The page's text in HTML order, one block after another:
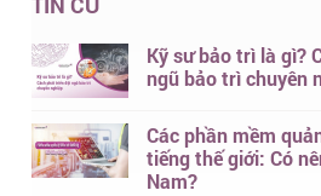
Kỹ sư bảo trì là gì?
ngũ bảo trì chuyên
Các phần mềm
tiếng thế giới: Có
Nam?